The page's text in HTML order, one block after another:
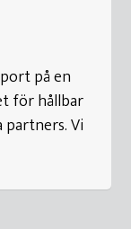
på en
för hållbar
partners. Vi